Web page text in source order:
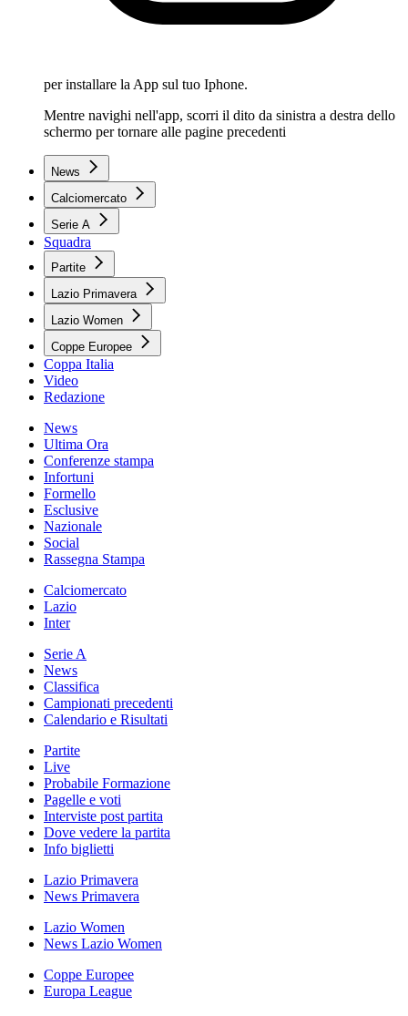
per installare la App sul tuo Iphone.
Mentre navighi nell'app, scorri il dito da sinistra a destra dello
schermo per tornare alle pagine precedenti
News
Calciomercato
Serie A
Squadra
Partite
Lazio Primavera
Lazio Women
Coppe Europee
Coppa Italia
Video
Redazione
News
Ultima Ora
Conferenze stampa
Infortuni
Formello
Esclusive
Nazionale
Social
Rassegna Stampa
Calciomercato
Lazio
Inter
Serie A
News
Classifica
Campionati precedenti
Calendario e Risultati
Partite
Live
Probabile Formazione
Pagelle e voti
Interviste post partita
Dove vedere la partita
Info biglietti
Lazio Primavera
News Primavera
Lazio Women
News Lazio Women
Coppe Europee
Europa League